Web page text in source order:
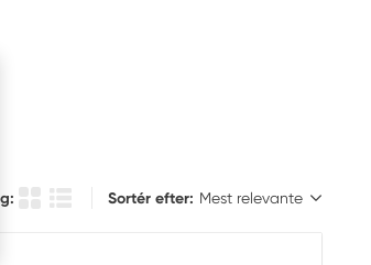
Produkt Gittervisning
Produktlistevisning
Sortér efter:
Sortér efter: